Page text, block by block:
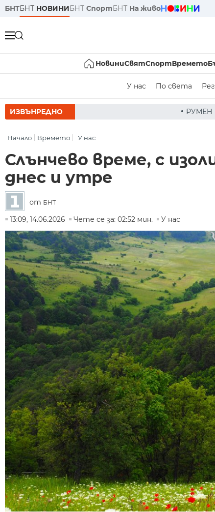
БНТБНТ НОВИНИБНТ СпортБНТ На живо
НовиниСвятСпортВремето
У нас По света
ИЗВЪНРЕДНО РУМЕН РАДЕВ СЛЕД ЗАСЕДАНИЕ
Начало Времето У нас
Слънчево време, с
днес и утре
от БНТ
13:09, 14.06.2026
Чете се за: 02:52 мин. У нас